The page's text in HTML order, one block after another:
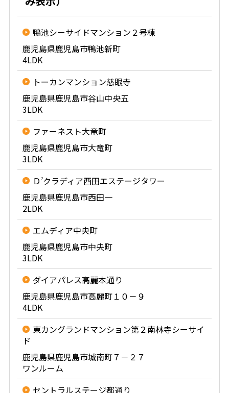
鴨池シーサイドマンション２号棟
鹿児島県鹿児島市鴨池新町
4LDK
トーカンマンション慈眼寺
鹿児島県鹿児島市谷山中央五
3LDK
ファーネスト大竜町
鹿児島県鹿児島市大竜町
3LDK
Ｄ’クラディア西田エステージタワー
鹿児島県鹿児島市西田一
2LDK
エムディア中央町
鹿児島県鹿児島市中央町
3LDK
ダイアパレス高麗本通り
鹿児島県鹿児島市高麗町１０－９
4LDK
東カングランドマンション第２南林寺シーサイ
ド
鹿児島県鹿児島市城南町７－２７
ワンルーム
セントラルステージ都通り